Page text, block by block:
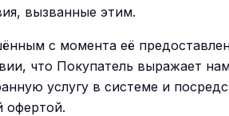
вызванные этим.
с момента её
что Покупатель выражает
услугу в системе и
офертой.